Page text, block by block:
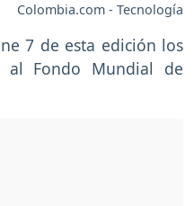
Colombia.com - Tecnología
7 de esta edición los
al Fondo Mundial de